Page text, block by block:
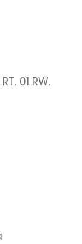
01 RW.